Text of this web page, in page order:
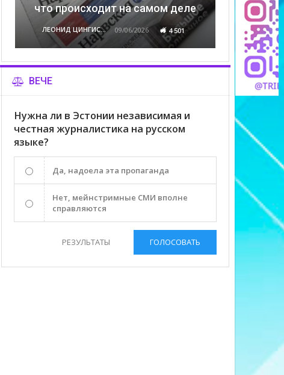
что происходит на самом деле
ЛЕОНИД ЦИНГИССЕР 09/06/2026 4 501
ВЕЧЕ
Нужна ли в Эстонии независимая и
честная журналистика на русском
языке?
Да, надоела эта пропаганда
Нет, мейнстримные СМИ вполне
справляются
РЕЗУЛЬТАТЫ ГОЛОСОВАТЬ